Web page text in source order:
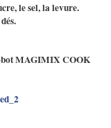
le sel, la levure.
MAGIMIX COOK